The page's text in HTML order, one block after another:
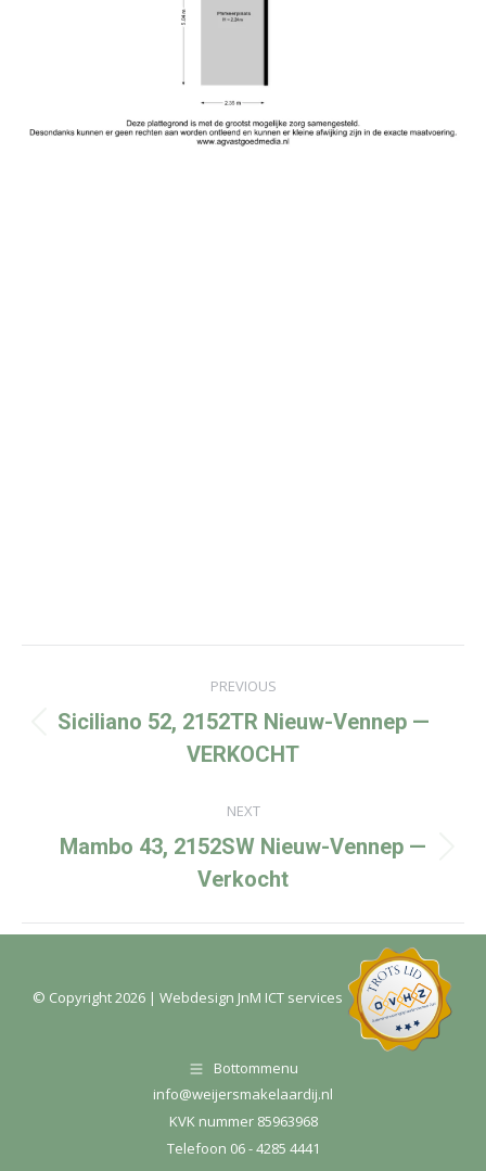
PREVIOUS
Previous
project:
Siciliano 52, 2152TR Nieuw-Vennep —
VERKOCHT
NEXT
Next
project:
Mambo 43, 2152SW Nieuw-Vennep —
Verkocht
© Copyright2026| Webdesign JnM ICT services
Bottommenu
info@weijersmakelaardij.nl
KVK nummer 85963968
Telefoon 06 - 4285 4441